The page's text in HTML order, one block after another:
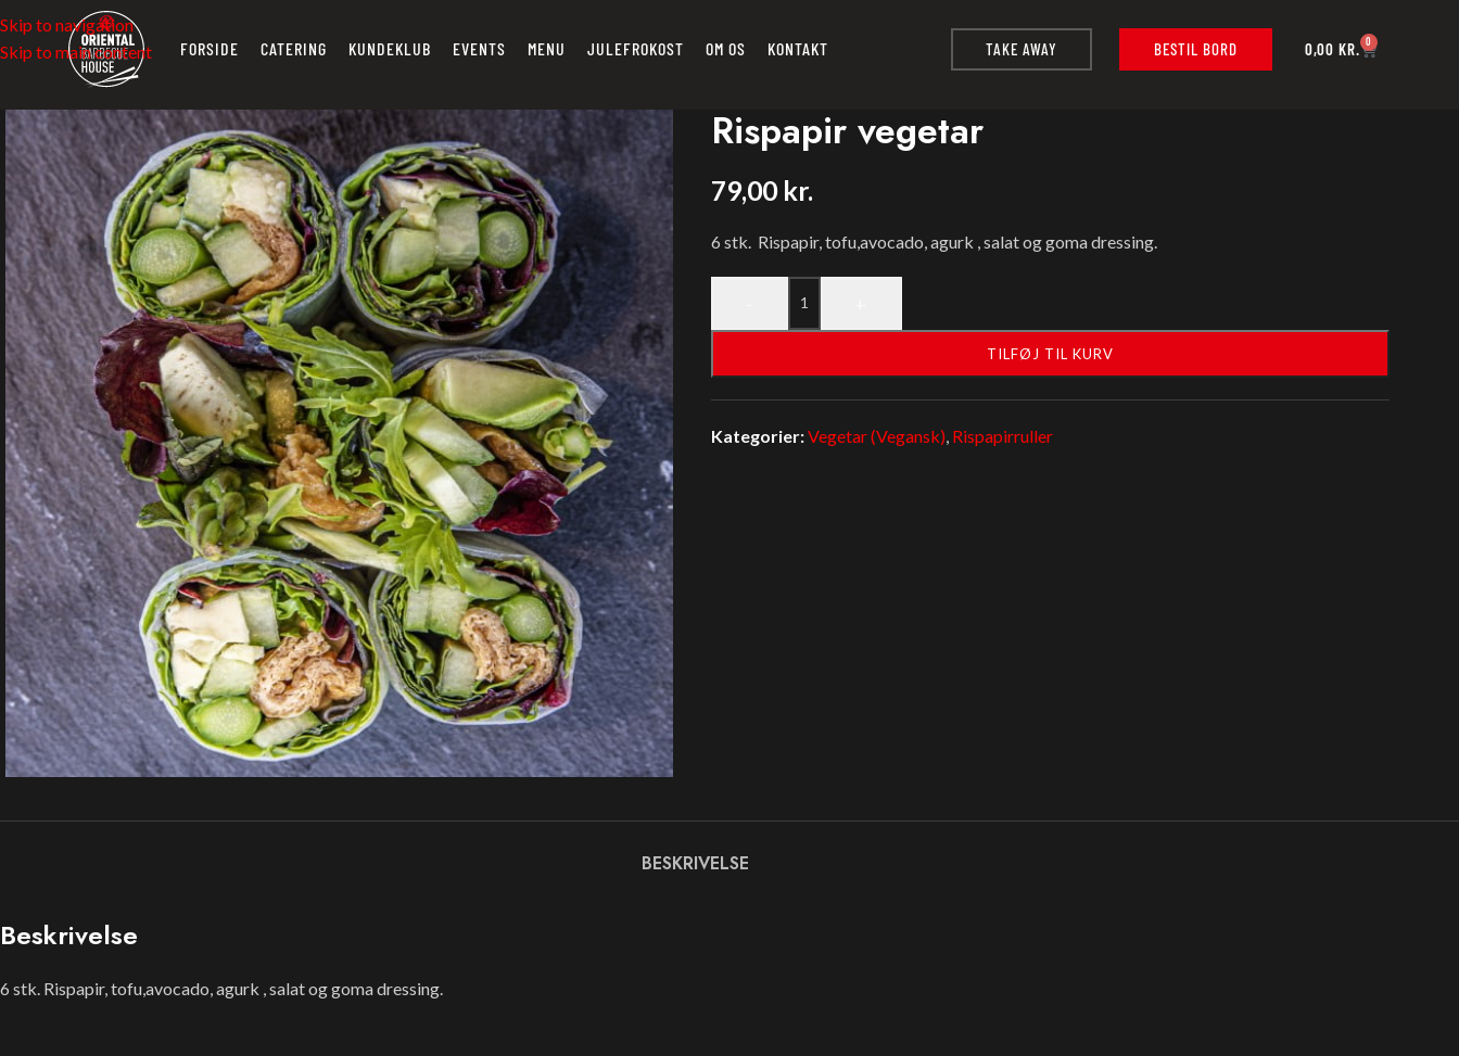
Skip to navigation
Skip to main content
FORSIDE CATERING KUNDEKLUB EVENTS MENU JULEFROKOST OM OS KONTAKT TAKE AWAY BESTIL BORD 0,00KR. 0
Rispapir vegetar
79,00 kr.
6 stk. Rispapir, tofu,avocado, agurk , salat og goma dressing.
TILFØJ TIL KURV
Kategorier:Vegetar (Vegansk), Rispapirruller
BESKRIVELSE
Beskrivelse
6 stk. Rispapir, tofu,avocado, agurk , salat og goma dressing.